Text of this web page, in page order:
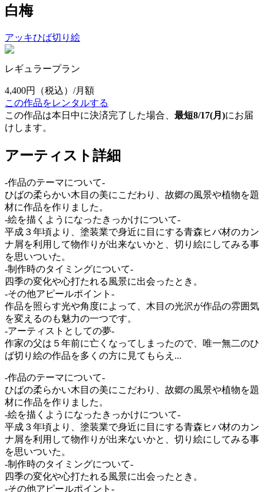
白梅
アッキひば切り絵
レギュラープラン
4,400円
（税込）/月額
この作品をレンタルする
この作品は本日中に決済完了した場合、 最短8/17(月)にお届
けします。
アーティスト詳細
-作品のテーマについて-
ひばの柔らかい木目の美にこだわり、故郷の風景や植物を題
材に作品を作りました。
-絵を描くようになったきっかけについて-
平成３年頃より、塗装業で身近に目にする青森ヒバ材のカン
ナ屑を利用して物作りが出来ないかと、切り絵にしてみる事
を思いついた。
-制作時のタイミングについて-
四季の変化や心打たれる風景に出会ったとき。
-その他アピールポイント-
作品を照らす光や角度によって、木目の光沢が作品の雰囲気
を変えるのも魅力の一つです。
-アーティストとしての夢-
作家の父は５年前に亡くなってしまったので、唯一無二のひ
ば切り絵の作品を多くの方に見てもらえ...
-作品のテーマについて-
ひばの柔らかい木目の美にこだわり、故郷の風景や植物を題
材に作品を作りました。
-絵を描くようになったきっかけについて-
平成３年頃より、塗装業で身近に目にする青森ヒバ材のカン
ナ屑を利用して物作りが出来ないかと、切り絵にしてみる事
を思いついた。
-制作時のタイミングについて-
四季の変化や心打たれる風景に出会ったとき。
-その他アピールポイント-